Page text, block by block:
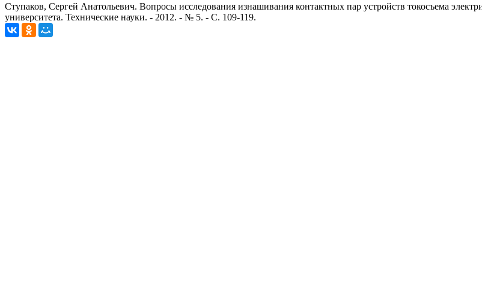
Ступаков, Сергей Анатольевич. Вопросы исследования изнашивания контактных пар устройств токосъема
университета. Технические науки. - 2012. - № 5. - С. 109-119.